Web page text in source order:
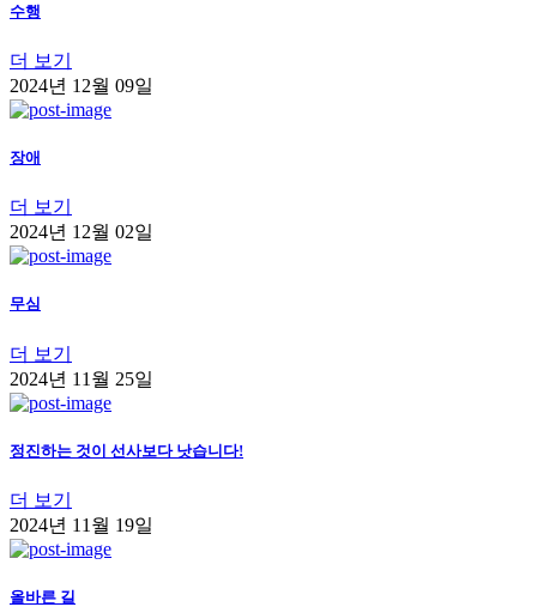
수행
더 보기
2024년 12월 09일
장애
더 보기
2024년 12월 02일
무심
더 보기
2024년 11월 25일
정진하는 것이 선사보다 낫습니다!
더 보기
2024년 11월 19일
올바른 길